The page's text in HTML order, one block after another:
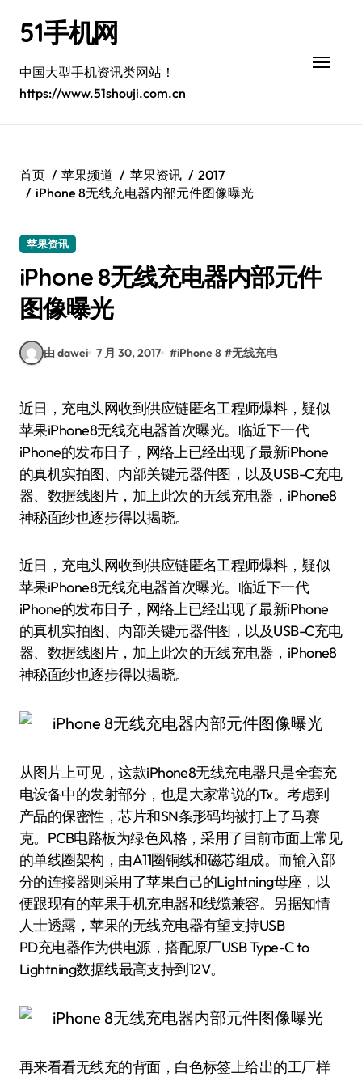
51手机网
中国大型手机资讯类网站！
https://www.51shouji.com.cn
首页 苹果频道 苹果资讯
2017
iPhone 8无线充电器内部元件图像曝光
苹果资讯
iPhone 8无线充电器内部元件
图像曝光
由 dawei 7 月 30, 2017 #iPhone 8 #无线充电
近日，充电头网收到供应链匿名工程师爆料，疑似
苹果iPhone8无线充电器首次曝光。临近下一代
iPhone的发布日子，网络上已经出现了最新iPhone
的真机实拍图、内部关键元器件图，以及USB-C充电
器、数据线图片，加上此次的无线充电器，iPhone8
神秘面纱也逐步得以揭晓。
近日，充电头网收到供应链匿名工程师爆料，疑似
苹果iPhone8无线充电器首次曝光。临近下一代
iPhone的发布日子，网络上已经出现了最新iPhone
的真机实拍图、内部关键元器件图，以及USB-C充电
器、数据线图片，加上此次的无线充电器，iPhone8
神秘面纱也逐步得以揭晓。
从图片上可见，这款iPhone8无线充电器只是全套充
电设备中的发射部分，也是大家常说的Tx。考虑到
产品的保密性，芯片和SN条形码均被打上了马赛
克。PCB电路板为绿色风格，采用了目前市面上常见
的单线圈架构，由A11圈铜线和磁芯组成。而输入部
分的连接器则采用了苹果自己的Lightning母座，以
便跟现有的苹果手机充电器和线缆兼容。另据知情
人士透露，苹果的无线充电器有望支持USB
PD充电器作为供电源，搭配原厂USB Type-C to
Lightning数据线最高支持到12V。
再来看看无线充的背面，白色标签上给出的工厂样